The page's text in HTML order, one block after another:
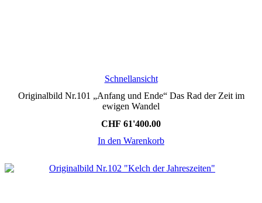
Schnellansicht
Originalbild Nr.101 „Anfang und Ende“ Das Rad der Zeit im
ewigen Wandel
CHF 61'400.00
In den Warenkorb